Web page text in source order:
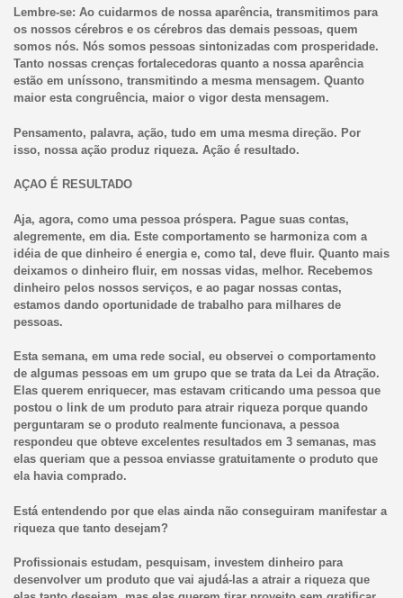
Lembre-se: Ao cuidarmos de nossa aparência, transmitimos para
os nossos cérebros e os cérebros das demais pessoas, quem
somos nós. Nós somos pessoas sintonizadas com prosperidade.
Tanto nossas crenças fortalecedoras quanto a nossa aparência
estão em uníssono, transmitindo a mesma mensagem. Quanto
maior esta congruência, maior o vigor desta mensagem.
Pensamento, palavra, ação, tudo em uma mesma direção. Por
isso, nossa ação produz riqueza. Ação é resultado.
AÇAO É RESULTADO
Aja, agora, como uma pessoa próspera. Pague suas contas,
alegremente, em dia. Este comportamento se harmoniza com a
idéia de que dinheiro é energia e, como tal, deve fluir. Quanto mais
deixamos o dinheiro fluir, em nossas vidas, melhor. Recebemos
dinheiro pelos nossos serviços, e ao pagar nossas contas,
estamos dando oportunidade de trabalho para milhares de
pessoas.
Esta semana, em uma rede social, eu observei o comportamento
de algumas pessoas em um grupo que se trata da Lei da Atração.
Elas querem enriquecer, mas estavam criticando uma pessoa que
postou o link de um produto para atrair riqueza porque quando
perguntaram se o produto realmente funcionava, a pessoa
respondeu que obteve excelentes resultados em 3 semanas, mas
elas queriam que a pessoa enviasse gratuitamente o produto que
ela havia comprado.
Está entendendo por que elas ainda não conseguiram manifestar a
riqueza que tanto desejam?
Profissionais estudam, pesquisam, investem dinheiro para
desenvolver um produto que vai ajudá-las a atrair a riqueza que